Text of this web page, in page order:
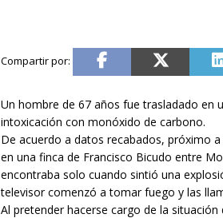
Un hombre de 67 años fue trasladado en
intoxicación con monóxido de carbono.
De acuerdo a datos recabados, próximo
en una finca de Francisco Bicudo entre
encontraba solo cuando sintió una
televisor comenzó a tomar fuego y las
Al pretender hacerse cargo de la